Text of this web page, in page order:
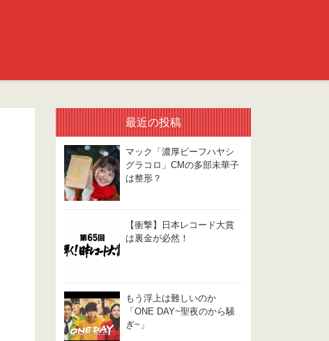
最近の投稿
マック「濃厚ビーフハヤシ
グラコロ」CMの多部未華子
は整形？
【衝撃】日本レコード大賞
は裏金が必然！
もう浮上は難しいのか
「ONE DAY~聖夜のから騒
ぎ~」